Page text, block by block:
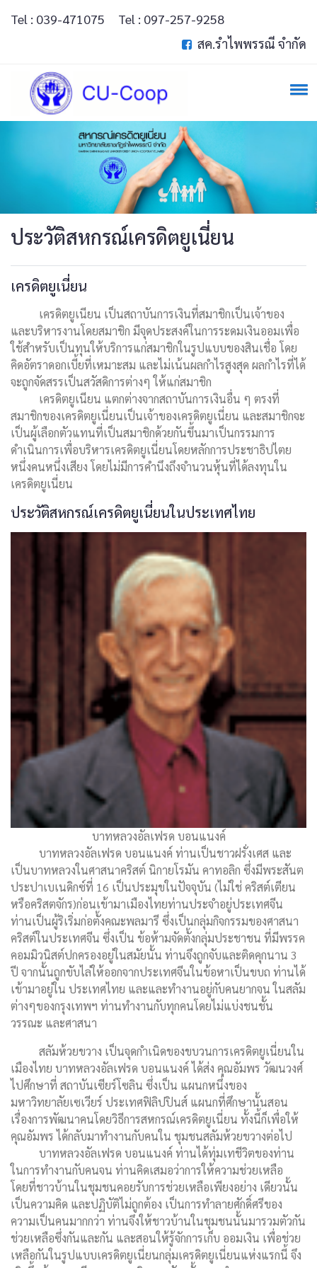
Tel : 039-471075
Tel : 097-257-9258
สค.รำไพพรรณี จำกัด
ประวัติสหกรณ์เครดิตยูเนี่ยน
เครดิตยูเนี่ยน
เครดิตยูเนียน เป็นสถาบันการเงินที่สมาชิกเป็นเจ้าของ
และบริหารงานโดยสมาชิก มีจุดประสงค์ในการระดมเงินออมเพื่อ
ใช้สำหรับเป็นทุนให้บริการแก่สมาชิกในรูปแบบของสินเชื่อ โดย
คิดอัตราดอกเบี้ยที่เหมาะสม และไม่เน้นผลกำไรสูงสุด ผลกำไรที่ได้
จะถูกจัดสรรเป็นสวัสดิการต่างๆ ให้แก่สมาชิก
เครดิตยูเนียน แตกต่างจากสถาบันการเงินอื่น ๆ ตรงที่
สมาชิกของเครดิตยูเนี่ยนเป็นเจ้าของเครดิตยูเนี่ยน และสมาชิกจะ
เป็นผู้เลือกตัวแทนที่เป็นสมาชิกด้วยกันขึ้นมาเป็นกรรมการ
ดำเนินการเพื่อบริหารเครดิตยูเนี่ยนโดยหลักการประชาธิปไตย
หนึ่งคนหนึ่งเสียง โดยไม่มีการคำนึงถึงจำนวนหุ้นที่ได้ลงทุนใน
เครดิตยูเนี่ยน
ประวัติสหกรณ์เครดิตยูเนี่ยนในประเทศไทย
บาทหลวงอัลเฟรด บอนแนงค์
บาทหลวงอัลเฟรด บอนแนงค์ ท่านเป็นชาวฝรั่งเศส และ
เป็นบาทหลวงในศาสนาคริสต์ นิกายโรมัน คาทอลิก ซึ่งมีพระสันต
ประปาเบเนดิกซ์ที่ 16 เป็นประมุขในปัจจุบัน (ไม่ใช่ คริสต์เตียน
หรือคริสตจักร)ก่อนเข้ามาเมืองไทยท่านประจำอยู่ประเทศจีน
ท่านเป็นผู้ริเริ่มก่อตั้งคณะพลมารี ซึ่งเป็นกลุ่มกิจกรรมของศาสนา
คริสต์ในประเทศจีน ซึ่งเป็น ข้อห้ามจัดตั้งกลุ่มประชาชน ที่มีพรรค
คอมมิวนิสต์ปกครองอยู่ในสมัยนั้น ท่านจึงถูกจับและติดคุกนาน 3
ปี จากนั้นถูกขับไล่ให้ออกจากประเทศจีนในข้อหาเป็นขบถ ท่านได้
เข้ามาอยู่ใน ประเทศไทย และและทำงานอยู่กับคนยากจน ในสลัม
ต่างๆของกรุงเทพฯ ท่านทำงานกับทุกคนโดยไม่แบ่งชนชั้น
วรรณะ และศาสนา
สลัมห้วยขวาง เป็นจุดกำเนิดของขบวนการเครดิตยูเนี่ยนใน
เมืองไทย บาทหลวงอัลเฟรด บอนแนงค์ ได้ส่ง คุณอัมพร วัฒนวงศ์
ไปศึกษาที่ สถาบันเซียร์โซลิน ซึ่งเป็น แผนกหนึ่งของ
มหาวิทยาลัยเซเวียร์ ประเทศฟิลิปปินส์ แผนกที่ศึกษานั้นสอน
เรื่องการพัฒนาคนโดยวิธีการสหกรณ์เครดิตยูเนี่ยน ทั้งนี้ก็เพื่อให้
คุณอัมพร ได้กลับมาทำงานกับคนใน ชุมชนสลัมห้วยขวางต่อไป
บาทหลวงอัลเฟรด บอนแนงค์ ท่านได้ทุ่มเทชีวิตของท่าน
ในการทำงานกับคนจน ท่านคิดเสมอว่าการให้ความช่วยเหลือ
โดยที่ชาวบ้านในชุมชนคอยรับการช่วยเหลือเพียงอย่าง เดียวนั้น
เป็นความคิด และปฏิบัติไม่ถูกต้อง เป็นการทำลายศักดิ์ศรีของ
ความเป็นคนมากกว่า ท่านจึงให้ชาวบ้านในชุมชนนั้นมารวมตัวกัน
ช่วยเหลือซึ่งกันและกัน และสอนให้รู้จักการเก็บ ออมเงิน เพื่อช่วย
เหลือกันในรูปแบบเครดิตยูเนี่ยนกลุ่มเครดิตยูเนี่ยนแห่งแรกนี้ จึง